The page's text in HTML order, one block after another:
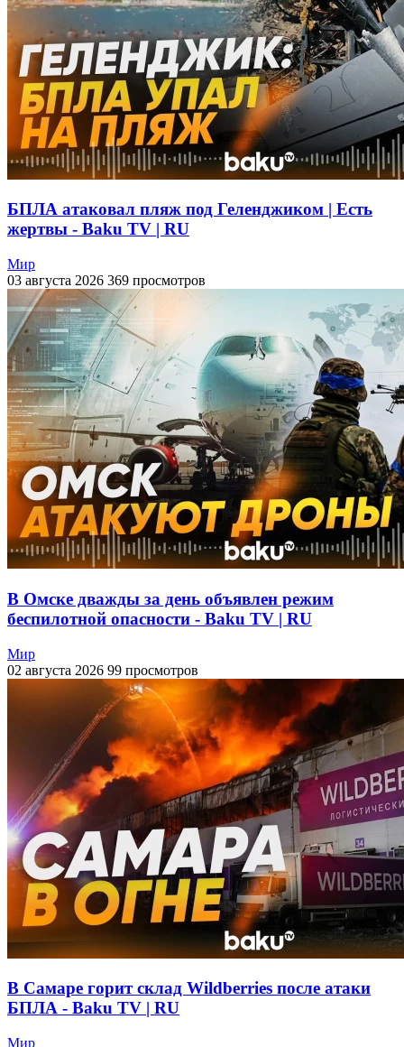
БПЛА атаковал пляж под Геленджиком | Есть
жертвы - Baku TV | RU
Мир
03 августа 2026 369 просмотров
В Омске дважды за день объявлен режим
беспилотной опасности - Baku TV | RU
Мир
02 августа 2026 99 просмотров
В Самаре горит склад Wildberries после атаки
БПЛА - Baku TV | RU
Мир